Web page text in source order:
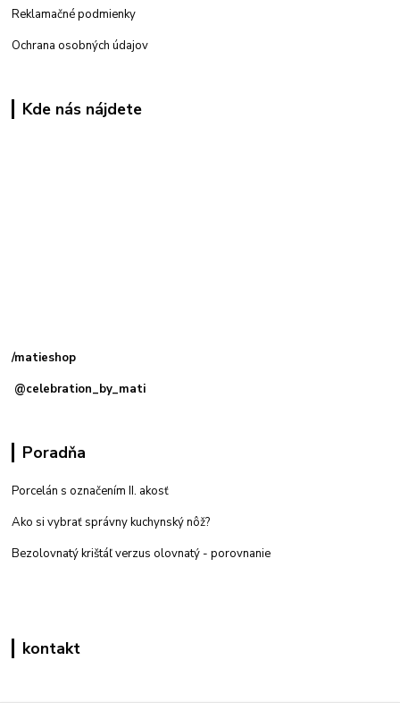
Reklamačné podmienky
Ochrana osobných údajov
Kde nás nájdete
/matieshop
@celebration_by_mati
Poradňa
Porcelán s označením II. akosť
Ako si vybrať správny kuchynský nôž?
Bezolovnatý krištáľ verzus olovnatý - porovnanie
kontakt